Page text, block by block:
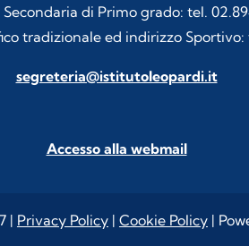
di Primo grado: tel.
tradizionale ed indirizzo Sportivo:
segreteria@istitutoleopardi.it
Accesso alla webmail
| Privacy Policy| Cookie Policy|